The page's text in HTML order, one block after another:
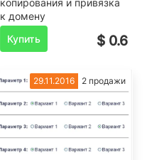
копирования и привязка
к домену
Купить
$ 0.6
29.11.2016 2 продажи